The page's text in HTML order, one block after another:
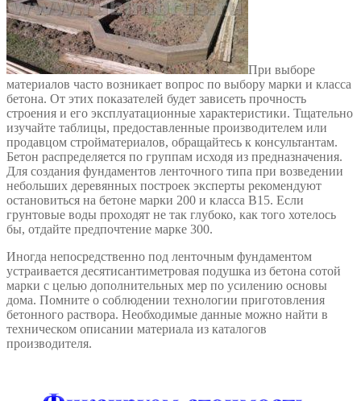
При выборе
материалов часто возникает вопрос по выбору марки и класса
бетона. От этих показателей будет зависеть прочность
строения и его эксплуатационные характеристики. Тщательно
изучайте таблицы, предоставленные производителем или
продавцом стройматериалов, обращайтесь к консультантам.
Бетон распределяется по группам исходя из предназначения.
Для создания фундаментов ленточного типа при возведении
небольших деревянных построек эксперты рекомендуют
остановиться на бетоне марки 200 и класса В15. Если
грунтовые воды проходят не так глубоко, как того хотелось
бы, отдайте предпочтение марке 300.
Иногда непосредственно под ленточным фундаментом
устраивается десятисантиметровая подушка из бетона сотой
марки с целью дополнительных мер по усилению основы
дома. Помните о соблюдении технологии приготовления
бетонного раствора. Необходимые данные можно найти в
техническом описании материала из каталогов
производителя.